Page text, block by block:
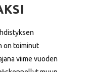
on toiminut
viime vuoden